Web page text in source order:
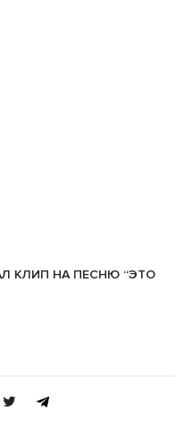
КЛИП НА ПЕСНЮ “ЭТО